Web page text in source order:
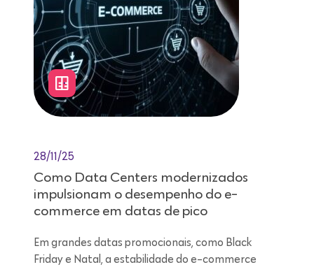
28/11/25
Como Data Centers modernizados
impulsionam o desempenho do e-
commerce em datas de pico
Em grandes datas promocionais, como Black
Friday e Natal, a estabilidade do e-commerce